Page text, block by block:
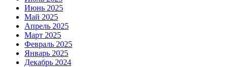
Июнь 2025
Май 2025
Апрель 2025
Март 2025
Февраль 2025
Январь 2025
Декабрь 2024